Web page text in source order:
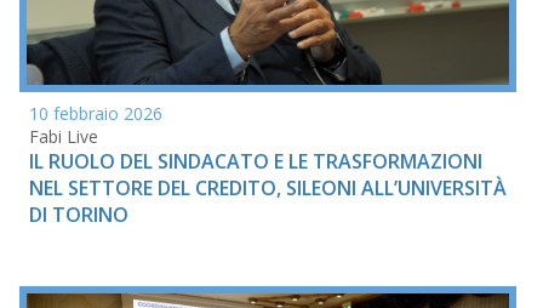
10 febbraio 2026
Fabi Live
IL RUOLO DEL SINDACATO E LE TRASFORMAZIONI
NEL SETTORE DEL CREDITO, SILEONI ALL’UNIVERSITÀ
DI TORINO